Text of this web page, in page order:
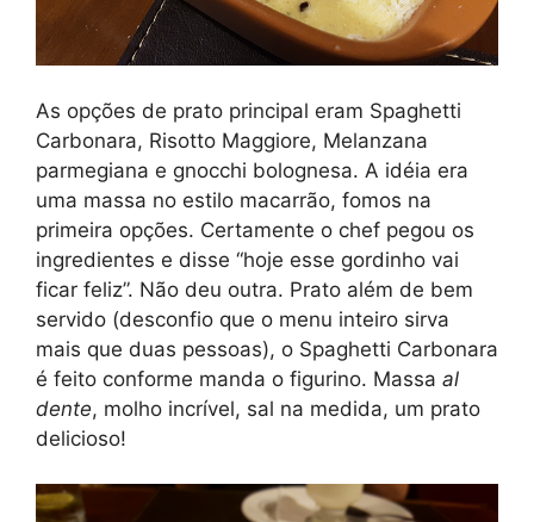
As opções de prato principal eram Spaghetti
Carbonara, Risotto Maggiore, Melanzana
parmegiana e gnocchi bolognesa. A idéia era
uma massa no estilo macarrão, fomos na
primeira opções. Certamente o chef pegou os
ingredientes e disse “hoje esse gordinho vai
ficar feliz”. Não deu outra. Prato além de bem
servido (desconfio que o menu inteiro sirva
mais que duas pessoas), o Spaghetti Carbonara
é feito conforme manda o figurino. Massa al
dente, molho incrível, sal na medida, um prato
delicioso!